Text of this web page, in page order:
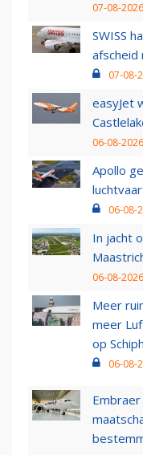
07-08-
SWISS
afscheid
07-08-
easyJet
06-08-
Apollo
06-08-
In jacht
06-08-
Meer
meer
op
06-08-